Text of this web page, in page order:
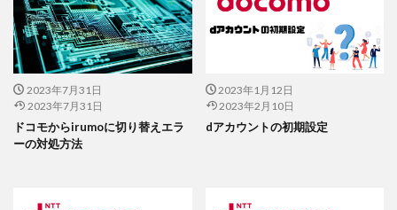
2023年7月31日
2023年7月31日
ドコモからirumoに切り替えエラ
ーの対処方法
2023年1月12日
2023年2月10日
dアカウントの初期設定